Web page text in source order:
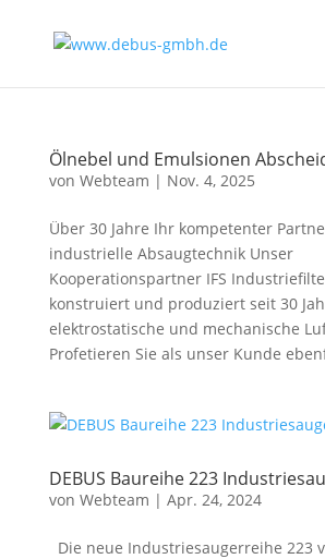
Ölnebel und Emulsionen
von Webteam | Nov. 4, 2025
Über 30 Jahre Ihr kompetenter
industrielle Absaugtechnik Unser
Kooperationspartner IFS
konstruiert und produziert seit 30
elektrostatische und mechanische
Profetieren Sie als unser Kunde
DEBUS Baureihe 223
von Webteam | Apr. 24, 2024
Die neue Industriesaugerreihe 223